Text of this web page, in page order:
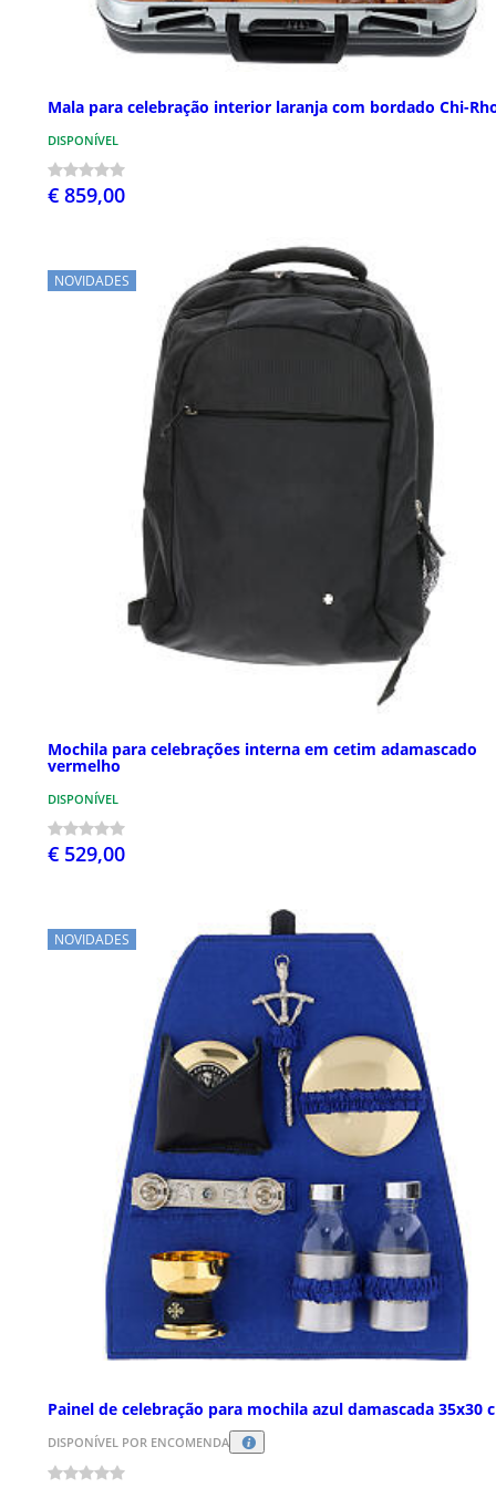
Mala para celebração interior laranja com bordado Chi-
DISPONÍVEL
€ 859,00
NOVIDADES
Mochila para celebrações interna em cetim adamascado
vermelho
DISPONÍVEL
€ 529,00
NOVIDADES
Painel de celebração para mochila azul damascada 35x30
DISPONÍVEL POR ENCOMENDA